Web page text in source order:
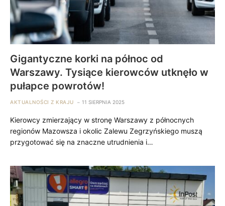
Gigantyczne korki na północ od
Warszawy. Tysiące kierowców utknęło w
pułapce powrotów!
AKTUALNOŚCI Z KRAJU 11 SIERPNIA 2025
Kierowcy zmierzający w stronę Warszawy z północnych
regionów Mazowsza i okolic Zalewu Zegrzyńskiego muszą
przygotować się na znaczne utrudnienia i…